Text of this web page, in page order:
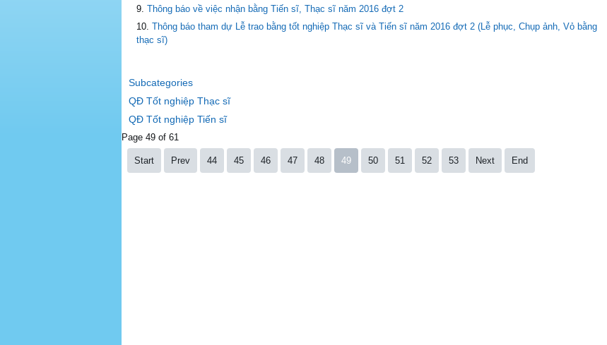
Thông báo về việc nhận bằng Tiến sĩ, Thạc sĩ năm 2016 đợt 2
Thông báo tham dự Lễ trao bằng tốt nghiệp Thạc sĩ và Tiến sĩ năm 2016 đợt 2 (Lễ phục, Chụp ảnh, Vỏ bằng
thạc sĩ)
Subcategories
QĐ Tốt nghiệp Thạc sĩ
QĐ Tốt nghiệp Tiến sĩ
Page 49 of 61
Start Prev 44 45 46 47 48 49 50 51 52 53 Next End